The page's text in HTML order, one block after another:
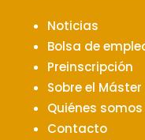
Noticias
Bolsa de
Preinscripción
Sobre el Máster
Quiénes somos
Contacto